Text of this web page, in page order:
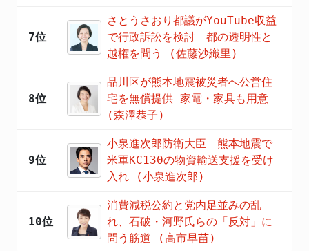
7位
さとうさおり都議がYouTube収益
で行政訴訟を検討 都の透明性と
越権を問う (佐藤沙織里)
8位
品川区が熊本地震被災者へ公営住
宅を無償提供 家電・家具も用意
(森澤恭子)
9位
小泉進次郎防衛大臣 熊本地震で
米軍KC130の物資輸送支援を受け
入れ (小泉進次郎)
10位
消費減税公約と党内足並みの乱
れ、石破・河野氏らの「反対」に
問う筋道 (高市早苗)